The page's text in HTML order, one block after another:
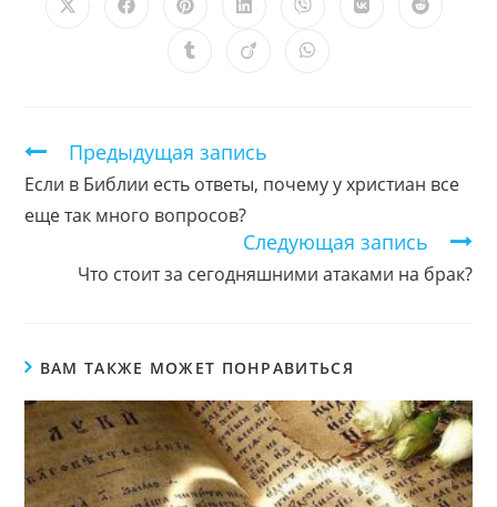
Открывается
Открывается
новом
Открывается
в
новом
Открывается
в
новом
Открывается
в
новом
Открывается
Открывается
ОткрываетсяОткрывается
Продолжить
чтение
Предыдущая запись
Если в Библии есть ответы, почему у христиан все
еще так много вопросов?
Следующая запись
Что стоит за сегодняшними атаками на брак?
ВАМ ТАКЖЕ МОЖЕТ ПОНРАВИТЬСЯ